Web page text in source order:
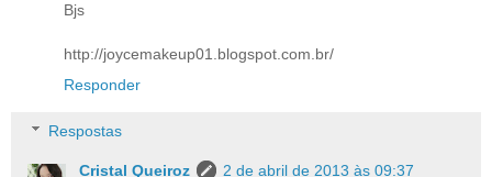
Bjs
http://joycemakeup01.blogspot.com.br/
Responder
Respostas
Cristal Queiroz
2 de abril de 2013 às 09:37